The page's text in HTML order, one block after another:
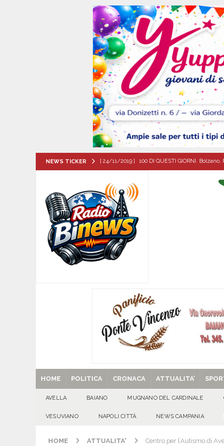
NEWS TICKER [ 24/11/2019 ] 100 DI QUESTI GIORNI.
[ 05/08/2026 ] Taurano, il Centro Estivo
San Giovanni del Palco
[ 05/08/2026 ] Baiano, rieccoti! Il ripescaggio
[ 05/08/2026 ] Domicella in festa: Zahida
[ 05/08/2026 ]
[ 05/08/2026 ] Usura ed estorsioni aggravate
CRONACA
[ 29/08/2025 ] SANT’Oggi. Venerdì 29 agosto
HOME POLITICA CRONACA ATTUALITA’
AVELLA BAIANO MUGNANO DEL CARDINALE
VESUVIANO NAPOLI CITTÀ NEWS CAMPANIA
HOME ATTUALITA' Centro per l’Autismo di